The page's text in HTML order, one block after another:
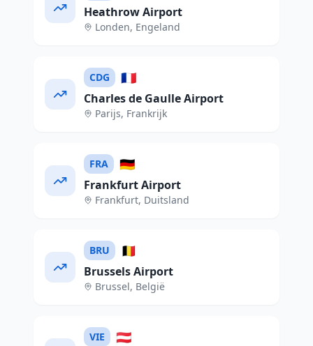
Heathrow Airport
Londen, Engeland
CDG 🇫🇷
Charles de Gaulle Airport
Parijs, Frankrijk
FRA 🇩🇪
Frankfurt Airport
Frankfurt, Duitsland
BRU 🇧🇪
Brussels Airport
Brussel, België
VIE 🇦🇹